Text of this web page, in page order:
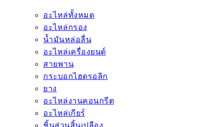
อะไหล่ทั้งหมด
อะไหล่กรอง
น้ำมันหล่อลื่น
อะไหล่เครื่องยนต์
สายพาน
กระบอกไฮดรอลิก
ยาง
อะไหล่งานคอนกรีต
อะไหล่เกียร์
ชิ้นส่วนสิ้นเปลือง